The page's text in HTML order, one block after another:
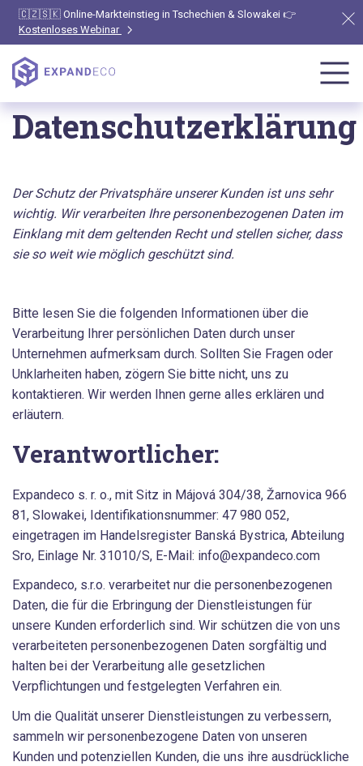
🇨🇿🇸🇰 Online-Markteinstieg in Tschechien & Slowakei 👉
Kostenloses Webinar
Datenschutzerklärung
Der Schutz der Privatsphäre unserer Kunden ist uns sehr
wichtig. Wir verarbeiten Ihre personenbezogenen Daten im
Einklang mit dem geltenden Recht und stellen sicher, dass
sie so weit wie möglich geschützt sind.
Bitte lesen Sie die folgenden Informationen über die
Verarbeitung Ihrer persönlichen Daten durch unser
Unternehmen aufmerksam durch. Sollten Sie Fragen oder
Unklarheiten haben, zögern Sie bitte nicht, uns zu
kontaktieren. Wir werden Ihnen gerne alles erklären und
erläutern.
Verantwortlicher:
Expandeco s. r. o., mit Sitz in Májová 304/38, Žarnovica 966
81, Slowakei, Identifikationsnummer: 47 980 052,
eingetragen im Handelsregister Banská Bystrica, Abteilung
Sro, Einlage Nr. 31010/S, E-Mail: info@expandeco.com
Expandeco, s.r.o. verarbeitet nur die personenbezogenen
Daten, die für die Erbringung der Dienstleistungen für
unsere Kunden erforderlich sind. Wir schützen die von uns
verarbeiteten personenbezogenen Daten sorgfältig und
halten bei der Verarbeitung alle gesetzlichen
Verpflichtungen und festgelegten Verfahren ein.
Um die Qualität unserer Dienstleistungen zu verbessern,
sammeln wir personenbezogene Daten von unseren
Kunden und potenziellen Kunden, die uns ihre ausdrückliche